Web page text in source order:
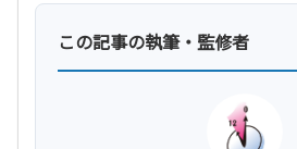
この記事の執筆・監修者